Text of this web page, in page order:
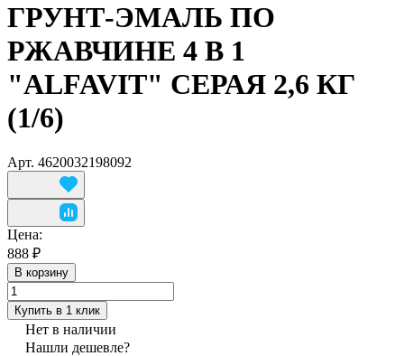
ГРУНТ-ЭМАЛЬ ПО
РЖАВЧИНЕ 4 В 1
"ALFAVIT" СЕРАЯ 2,6 КГ
(1/6)
Арт. 4620032198092
Цена:
888 ₽
В корзину
Купить в 1 клик
Нет в наличии
Нашли дешевле?